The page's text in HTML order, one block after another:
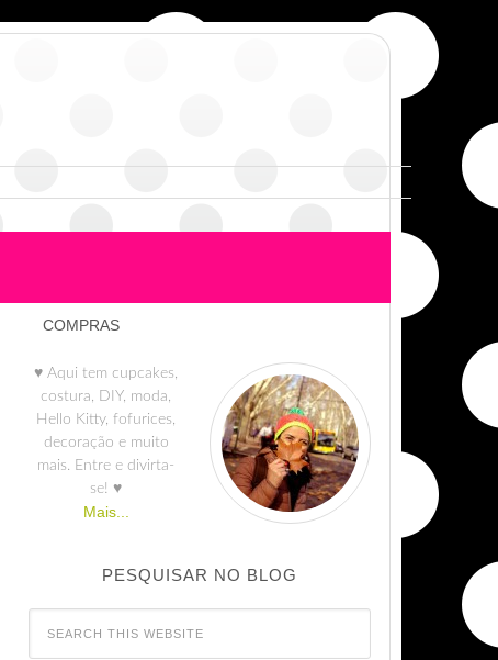
COMPRAS
♥ Aqui tem cupcakes,
costura, DIY, moda,
Hello Kitty, fofurices,
decoração e muito
mais. Entre e divirta-
se! ♥
Mais...
PESQUISAR NO BLOG